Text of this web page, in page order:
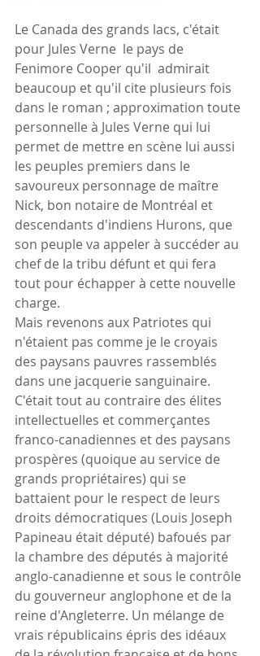
Le Canada des grands lacs, c'était
pour Jules Verne  le pays de
Fenimore Cooper qu'il  admirait
beaucoup et qu'il cite plusieurs fois
dans le roman ; approximation toute
personnelle à Jules Verne qui lui
permet de mettre en scène lui aussi
les peuples premiers dans le
savoureux personnage de maître
Nick, bon notaire de Montréal et
descendants d'indiens Hurons, que
son peuple va appeler à succéder au
chef de la tribu défunt et qui fera
tout pour échapper à cette nouvelle
charge.
Mais revenons aux Patriotes qui
n'étaient pas comme je le croyais
des paysans pauvres rassemblés
dans une jacquerie sanguinaire.
C'était tout au contraire des élites
intellectuelles et commerçantes
franco-canadiennes et des paysans
prospères (quoique au service de
grands propriétaires) qui se
battaient pour le respect de leurs
droits démocratiques (Louis Joseph
Papineau était député) bafoués par
la chambre des députés à majorité
anglo-canadienne et sous le contrôle
du gouverneur anglophone et de la
reine d'Angleterre. Un mélange de
vrais républicains épris des idéaux